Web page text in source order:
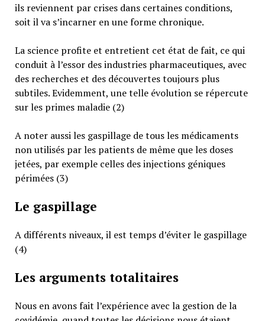
ils reviennent par crises dans certaines conditions,
soit il va s’incarner en une forme chronique.
La science profite et entretient cet état de fait, ce qui
conduit à l’essor des industries pharmaceutiques, avec
des recherches et des découvertes toujours plus
subtiles. Evidemment, une telle évolution se répercute
sur les primes maladie (2)
A noter aussi les gaspillage de tous les médicaments
non utilisés par les patients de même que les doses
jetées, par exemple celles des injections géniques
périmées (3)
Le gaspillage
A différents niveaux, il est temps d’éviter le gaspillage
(4)
Les arguments totalitaires
Nous en avons fait l’expérience avec la gestion de la